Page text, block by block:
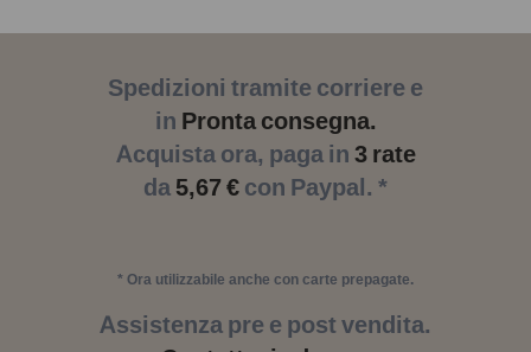
Spedizioni tramite corriere e
in Pronta consegna.
Acquista ora, paga in 3 rate
da 5,67 € con Paypal. *
* Ora utilizzabile anche con carte prepagate.
Assistenza pre e post vendita.